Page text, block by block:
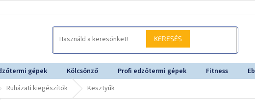
KERESÉS
gépek Kölcsönző Profi edzőtermi gépek Fitness
Ruházati kiegészítők Kesztyűk